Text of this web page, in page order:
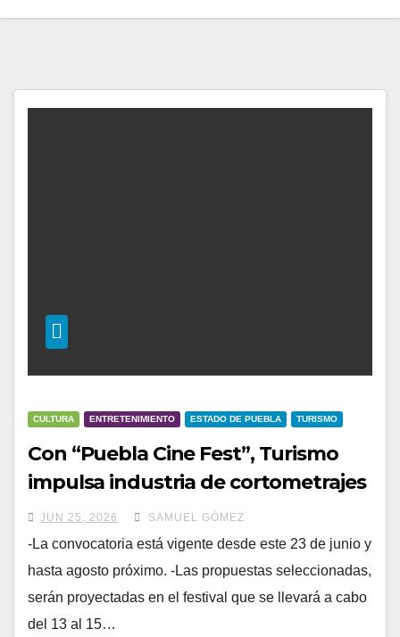
CULTURA ENTRETENIMIENTO ESTADO DE PUEBLA TURISMO
Con “Puebla Cine Fest”, Turismo
impulsa industria de cortometrajes
entre jóvenes poblanos
JUN 25, 2026 SAMUEL GÓMEZ
-La convocatoria está vigente desde este 23 de junio y
hasta agosto próximo. -Las propuestas seleccionadas,
serán proyectadas en el festival que se llevará a cabo
del 13 al 15…